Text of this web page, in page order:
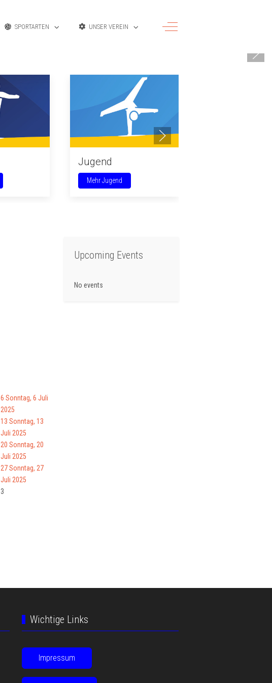
SPORTARTEN UNSER VEREIN Off-Canvas Toggle
Jugend
Mehr Jugend
6 Sonntag, 6 Juli
2025
13 Sonntag, 13
Juli 2025
20 Sonntag, 20
Juli 2025
27Sonntag, 27
Juli 2025
3
Upcoming Events
No events
Wichtige Links
Impressum